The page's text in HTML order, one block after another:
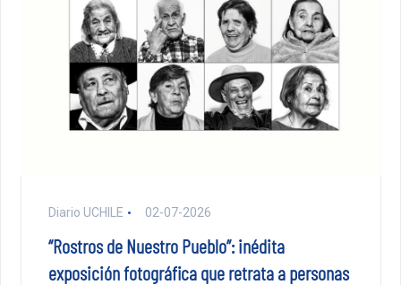
Diario UCHILE 02-07-2026
“Rostros de Nuestro Pueblo”: inédita
exposición fotográfica que retrata a personas